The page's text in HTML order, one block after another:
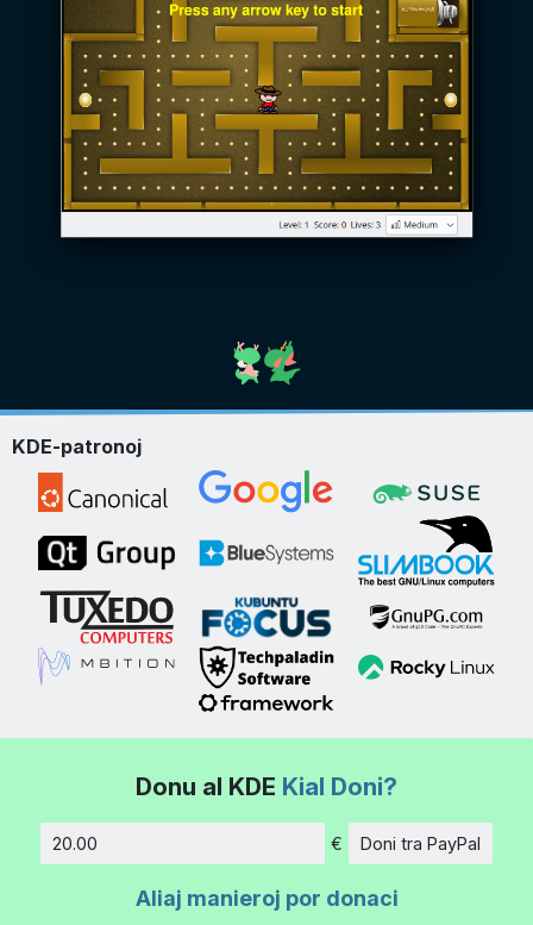
KDE-patronoj
Donu al KDE Kial Doni?
€ Doni tra PayPal
Aliaj manieroj por donaci